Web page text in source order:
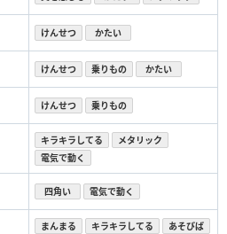
けんせつ かたい
けんせつ 乗りもの かたい
けんせつ 乗りもの
キラキラしてる
メタリック
電気で動く
四角い 電気で動く
まんまる キラキラしてる
あそびば